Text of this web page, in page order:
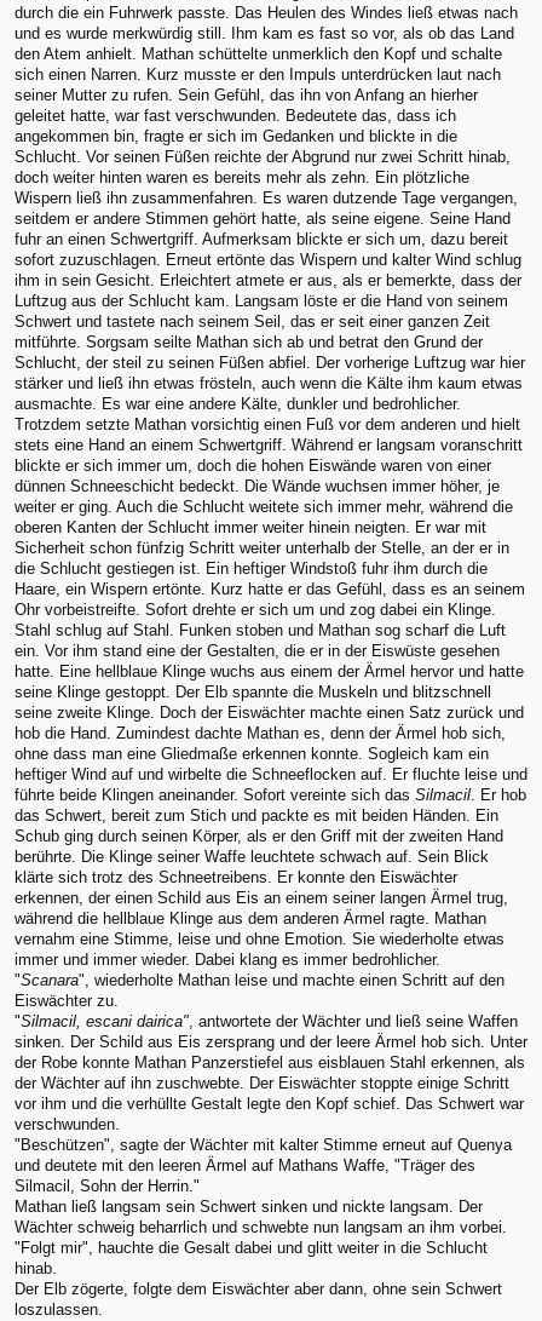
durch die ein Fuhrwerk passte. Das Heulen des Windes ließ etwas nach
und es wurde merkwürdig still. Ihm kam es fast so vor, als ob das Land
den Atem anhielt. Mathan schüttelte unmerklich den Kopf und schalte
sich einen Narren. Kurz musste er den Impuls unterdrücken laut nach
seiner Mutter zu rufen. Sein Gefühl, das ihn von Anfang an hierher
geleitet hatte, war fast verschwunden. Bedeutete das, dass ich
angekommen bin, fragte er sich im Gedanken und blickte in die
Schlucht. Vor seinen Füßen reichte der Abgrund nur zwei Schritt hinab,
doch weiter hinten waren es bereits mehr als zehn. Ein plötzliche
Wispern ließ ihn zusammenfahren. Es waren dutzende Tage vergangen,
seitdem er andere Stimmen gehört hatte, als seine eigene. Seine Hand
fuhr an einen Schwertgriff. Aufmerksam blickte er sich um, dazu bereit
sofort zuzuschlagen. Erneut ertönte das Wispern und kalter Wind schlug
ihm in sein Gesicht. Erleichtert atmete er aus, als er bemerkte, dass der
Luftzug aus der Schlucht kam. Langsam löste er die Hand von seinem
Schwert und tastete nach seinem Seil, das er seit einer ganzen Zeit
mitführte. Sorgsam seilte Mathan sich ab und betrat den Grund der
Schlucht, der steil zu seinen Füßen abfiel. Der vorherige Luftzug war hier
stärker und ließ ihn etwas frösteln, auch wenn die Kälte ihm kaum etwas
ausmachte. Es war eine andere Kälte, dunkler und bedrohlicher.
Trotzdem setzte Mathan vorsichtig einen Fuß vor dem anderen und hielt
stets eine Hand an einem Schwertgriff. Während er langsam voranschritt
blickte er sich immer um, doch die hohen Eiswände waren von einer
dünnen Schneeschicht bedeckt. Die Wände wuchsen immer höher, je
weiter er ging. Auch die Schlucht weitete sich immer mehr, während die
oberen Kanten der Schlucht immer weiter hinein neigten. Er war mit
Sicherheit schon fünfzig Schritt weiter unterhalb der Stelle, an der er in
die Schlucht gestiegen ist. Ein heftiger Windstoß fuhr ihm durch die
Haare, ein Wispern ertönte. Kurz hatte er das Gefühl, dass es an seinem
Ohr vorbeistreifte. Sofort drehte er sich um und zog dabei ein Klinge.
Stahl schlug auf Stahl. Funken stoben und Mathan sog scharf die Luft
ein. Vor ihm stand eine der Gestalten, die er in der Eiswüste gesehen
hatte. Eine hellblaue Klinge wuchs aus einem der Ärmel hervor und hatte
seine Klinge gestoppt. Der Elb spannte die Muskeln und blitzschnell
seine zweite Klinge. Doch der Eiswächter machte einen Satz zurück und
hob die Hand. Zumindest dachte Mathan es, denn der Ärmel hob sich,
ohne dass man eine Gliedmaße erkennen konnte. Sogleich kam ein
heftiger Wind auf und wirbelte die Schneeflocken auf. Er fluchte leise und
führte beide Klingen aneinander. Sofort vereinte sich das Silmacil. Er hob
das Schwert, bereit zum Stich und packte es mit beiden Händen. Ein
Schub ging durch seinen Körper, als er den Griff mit der zweiten Hand
berührte. Die Klinge seiner Waffe leuchtete schwach auf. Sein Blick
klärte sich trotz des Schneetreibens. Er konnte den Eiswächter
erkennen, der einen Schild aus Eis an einem seiner langen Ärmel trug,
während die hellblaue Klinge aus dem anderen Ärmel ragte. Mathan
vernahm eine Stimme, leise und ohne Emotion. Sie wiederholte etwas
immer und immer wieder. Dabei klang es immer bedrohlicher.
"Scanara", wiederholte Mathan leise und machte einen Schritt auf den
Eiswächter zu.
"Silmacil, escani dairica", antwortete der Wächter und ließ seine Waffen
sinken. Der Schild aus Eis zersprang und der leere Ärmel hob sich. Unter
der Robe konnte Mathan Panzerstiefel aus eisblauen Stahl erkennen, als
der Wächter auf ihn zuschwebte. Der Eiswächter stoppte einige Schritt
vor ihm und die verhüllte Gestalt legte den Kopf schief. Das Schwert war
verschwunden.
"Beschützen", sagte der Wächter mit kalter Stimme erneut auf Quenya
und deutete mit den leeren Ärmel auf Mathans Waffe, "Träger des
Silmacil, Sohn der Herrin."
Mathan ließ langsam sein Schwert sinken und nickte langsam. Der
Wächter schweig beharrlich und schwebte nun langsam an ihm vorbei.
"Folgt mir", hauchte die Gesalt dabei und glitt weiter in die Schlucht
hinab.
Der Elb zögerte, folgte dem Eiswächter aber dann, ohne sein Schwert
loszulassen.